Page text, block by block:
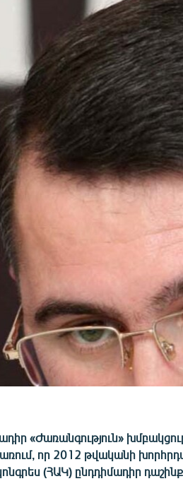
«Ժառանգություն»
որ 2012 թվականի
(ՀԱԿ) ընդդիմադիր